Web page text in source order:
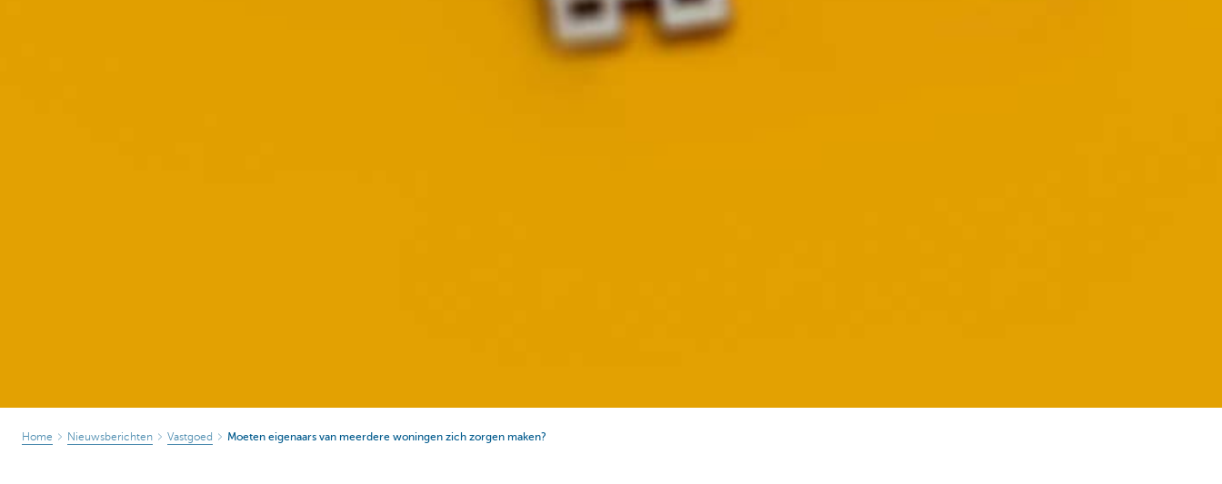
Home Nieuwsberichten Vastgoed Moeten eigenaars van meerdere woningen zich zorgen maken?